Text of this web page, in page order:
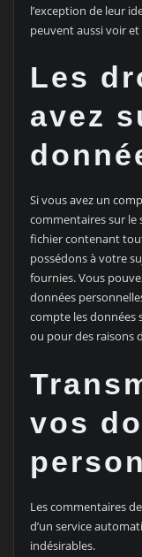
l’exception de leur
peuvent aussi voir
Les
avez
Si vous avez un
commentaires sur le
fichier contenant
possédons à votre
fournies. Vous
données
compte les données
ou pour des raisons
vos
Les commentaires
d’un service
indésirables.